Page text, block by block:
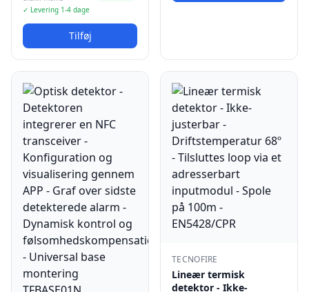
✓ Levering 1-4 dage
Tilføj
TECNOFIRE
Lineær termisk
detektor - Ikke-